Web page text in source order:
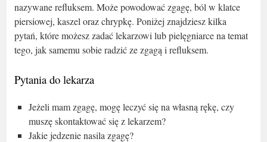
nazywane refluksem. Może powodować zgagę, ból w klatce
piersiowej, kaszel oraz chrypkę. Poniżej znajdziesz kilka
pytań, które możesz zadać lekarzowi lub pielęgniarce na temat
tego, jak samemu sobie radzić ze zgagą i refluksem.
Pytania do lekarza
Jeżeli mam zgagę, mogę leczyć się na własną rękę, czy
muszę skontaktować się z lekarzem?
Jakie jedzenie nasila zgagę?